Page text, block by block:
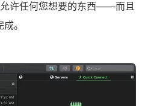
许任何您想要的东西——而且
。